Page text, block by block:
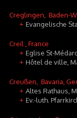
Creglingen , Baden-
+ Evangelische
Creil , France
+ Eglise St-
+ Hôtel de ville,
Creußen , Bavaria,
+ Altes Rathaus,
+ Ev.-luth.